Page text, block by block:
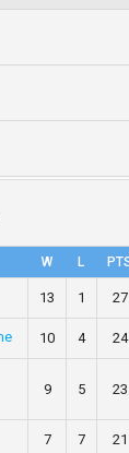
W L
13 1 27
10 4 24
9 5 23
7 7 21